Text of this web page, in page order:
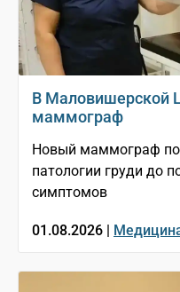
В Маловишерской
маммограф
Новый маммограф
патологии груди до
симптомов
01.08.2026 |